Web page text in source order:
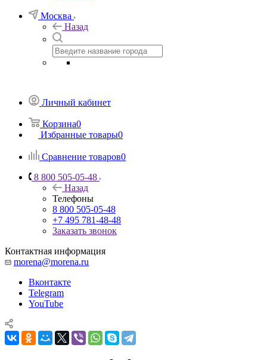
Москва
Назад
Личный кабинет
Корзина0
Избранные товары0
Сравнение товаров0
8 800 505-05-48
Назад
Телефоны
8 800 505-05-48
+7 495 781-48-48
Заказать звонок
Контактная информация
morena@morena.ru
Вконтакте
Telegram
YouTube